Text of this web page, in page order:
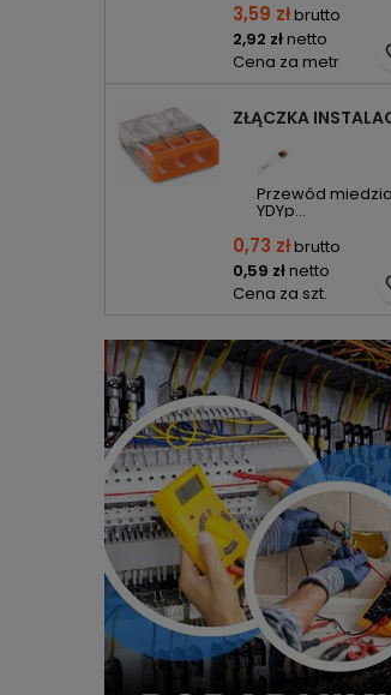
3,59 złbrutto
2,92 złnetto
Cena za metr
Przewód
YDYp...
0,73 złbrutto
0,59 złnetto
Cena za szt.